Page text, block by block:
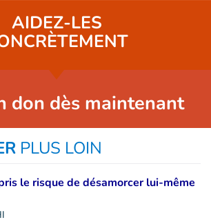
AIDEZ-LES
don dès maintenant
PLUS LOIN